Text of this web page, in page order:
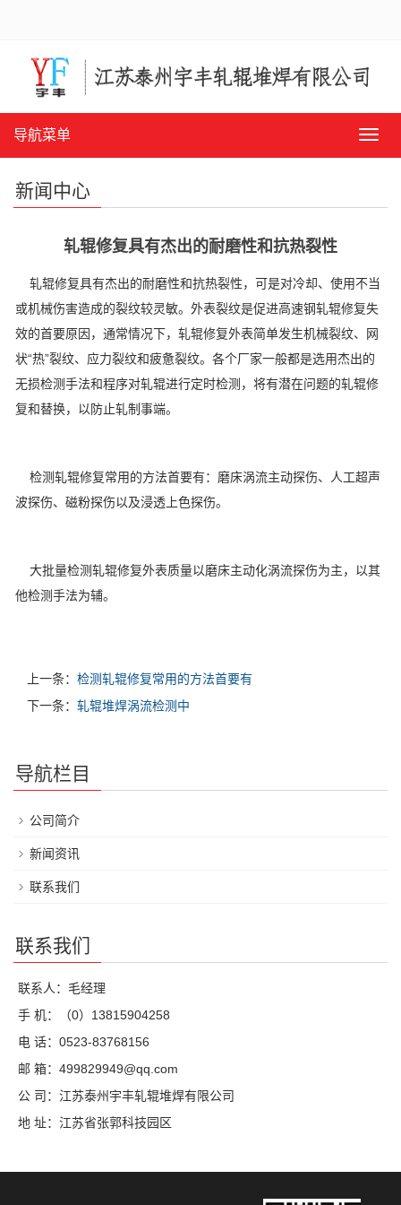
导
导航菜单
新闻中心
轧辊修复具有杰出的耐磨性和抗热裂性
轧辊修复具有杰出的耐磨性和抗热裂性，可是对冷却、使用不当
或机械伤害造成的裂纹较灵敏。外表裂纹是促进高速钢轧辊修复失
效的首要原因，通常情况下，轧辊修复外表简单发生机械裂纹、网
状“热”裂纹、应力裂纹和疲惫裂纹。各个厂家一般都是选用杰出的
无损检测手法和程序对轧辊进行定时检测，将有潜在问题的轧辊修
复和替换，以防止轧制事端。
检测轧辊修复常用的方法首要有：磨床涡流主动探伤、人工超声
波探伤、磁粉探伤以及浸透上色探伤。
大批量检测轧辊修复外表质量以磨床主动化涡流探伤为主，以其
他检测手法为辅。
上一条： 检测轧辊修复常用的方法首要有
下一条： 轧辊堆焊涡流检测中
导航栏目
公司简介
新闻资讯
联系我们
联系我们
联系人：毛经理
手 机：（0）13815904258
电 话：0523-83768156
邮 箱：499829949@qq.com
公 司：江苏泰州宇丰轧辊堆焊有限公司
地 址：江苏省张郭科技园区